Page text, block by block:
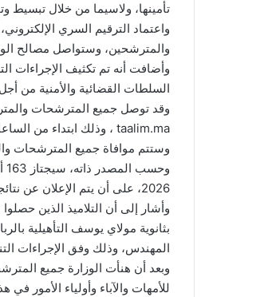
تأمينها، ولاسيما من خلال تبسيط
واعتماد الترقيم السري
والمترشحين، وستواصل مصالح
وأضافت أنه تم تكثيف الإجراءات
السلطات القضائية والأمنية من
taalim.ma ، وذلك ابتداء من الساعات الأولى من صبيحة يومه الأربعاء 17 يونيو 2026.
وستتم موافاة جميع المترشحات
2026، على أن يتم الإعلان عن نتائجها يوم 11 يوليوز 2026.
بثانوية مولاي يوسف التأهيلية
المهندس، وذلك وفق الإجراءات
وبعد أن هنأت الوزارة جميع
للأمهات والآباء وأولياء الأمور في